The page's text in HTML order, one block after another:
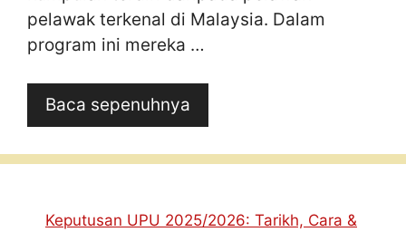
pelawak terkenal di Malaysia. Dalam
program ini mereka …
Baca sepenuhnya
Keputusan UPU 2025/2026: Tarikh, Cara &